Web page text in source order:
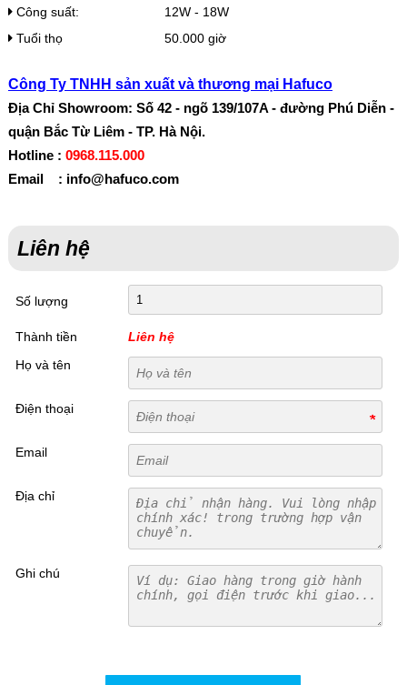
Công suất:
12W - 18W
Tuổi thọ
50.000 giờ
Công Ty TNHH sản xuất và thương mại Hafuco
Địa Chỉ Showroom: Số 42 - ngõ 139/107A - đường Phú Diễn -
quận Bắc Từ Liêm - TP. Hà Nội.
Hotline : 0968.115.000
Email : info@hafuco.com
Liên hệ
Số lượng
Thành tiền
Liên hệ
Họ và tên
Điện thoại
Email
Địa chỉ
Ghi chú